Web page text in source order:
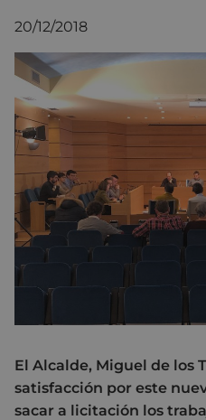
20/12/2018
El Alcalde, Miguel de los
satisfacción por este
sacar a licitación los